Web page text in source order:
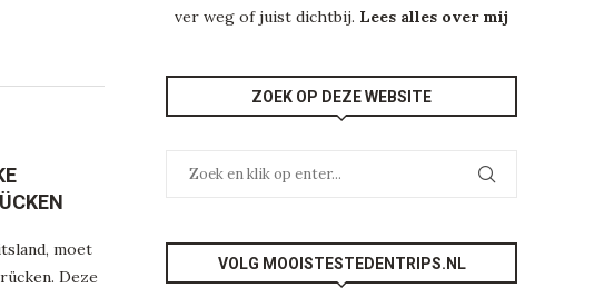
moet
Deze
ver weg of juist dichtbij. Lees alles over mij
ZOEK OP DEZE WEBSITE
VOLG MOOISTESTEDENTRIPS.NL